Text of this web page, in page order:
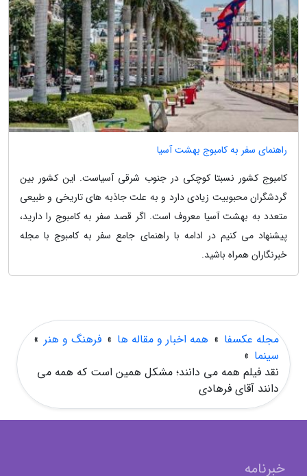
راهنمای سفر به کامبوج بهشت آسیا
کامبوج کشور نسبتا کوچکی در جنوب شرقی آسیاست. این کشور بین
گردشگران محبوبیت زیادی دارد و به علت جاذبه های تاریخی و طبیعی
متعدد به بهشت آسیا معروف است. اگر قصد سفر به کامبوج را دارید،
پیشنهاد می کنیم در ادامه با راهنمای جامع سفر به کامبوج با مجله
خبرنگاران همراه باشید.
مجله عکسفا » همه اخبار و مقاله ها » فرهنگ و هنر »
سینما »
نقد فیلم همه می دانند؛ مشکل همین است که همه می
دانند آقای فرهادی
خبرنامه